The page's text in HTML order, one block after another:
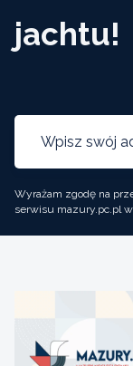
jachtu!
Wyrażam zgodę na
serwisu mazury.pc.pl